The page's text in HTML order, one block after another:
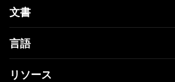
文書
言語
リソース